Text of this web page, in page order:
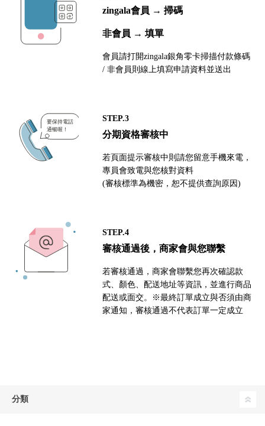
zingala會員 → 掃碼
非會員 → 填單
會員請打開zingala銀角零卡掃描付款條碼
/ 非會員則線上填寫申請資料並送出
STEP.3
分期資格審核中
若頁面提示審核中則請您留意手機來電，
專員會致電與您核對資料
(審核標準為機密，恕不提供查詢原因)
STEP.4
審核通過後，商家會與您聯繫
若審核通過，商家會聯繫您再次確認款
式、顏色、配送地址等資訊，並進行商品
配送或面交。※最終訂單成立與否須由商
家通知，審核通過不代表訂單一定成立
分類